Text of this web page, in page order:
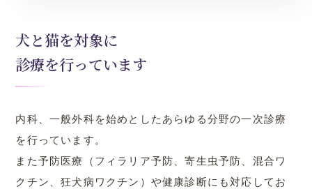
犬と猫を対象に
診療を行っています
内科、一般外科を始めとしたあらゆる分野の一次診療
を行っています。
また予防医療（フィラリア予防、寄生虫予防、混合ワ
クチン、狂犬病ワクチン）や健康診断にも対応してお